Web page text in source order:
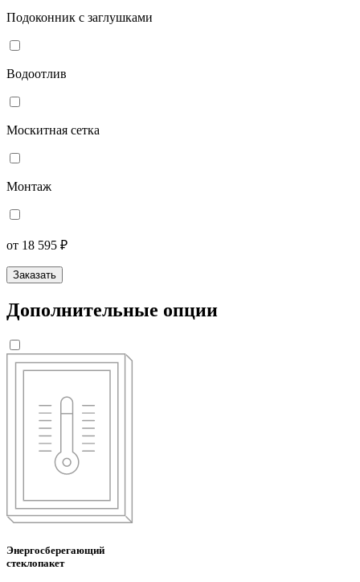
Подоконник с заглушками
Водоотлив
Москитная сетка
Монтаж
от 18 595 ₽
Заказать
Дополнительные опции
Энергосберегающий
стеклопакет